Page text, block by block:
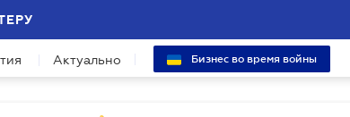
Актуально Бизнес во время войны